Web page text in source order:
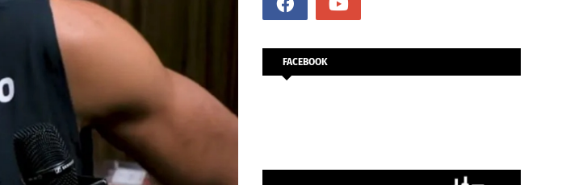
FACEBOOK